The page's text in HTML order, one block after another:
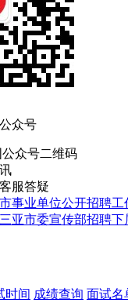
众号
众号二维码
服答疑
事业单位公开招聘
亚市委宣传部招聘下
时间 成绩查询 面试名